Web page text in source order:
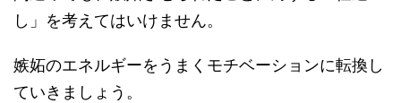
し」を考えてはいけません。
嫉妬のエネルギーをうまくモチベーションに転換し
ていきましょう。